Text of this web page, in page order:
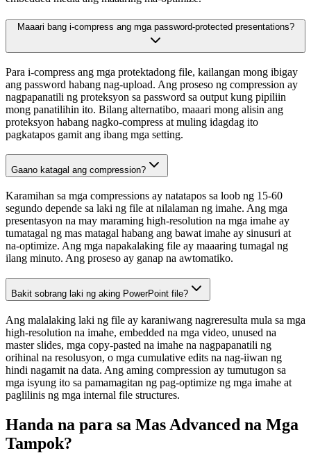
Maaari bang i-compress ang mga password-protected presentations?
Para i-compress ang mga protektadong file, kailangan mong ibigay
ang password habang nag-upload. Ang proseso ng compression ay
nagpapanatili ng proteksyon sa password sa output kung pipiliin
mong panatilihin ito. Bilang alternatibo, maaari mong alisin ang
proteksyon habang nagko-compress at muling idagdag ito
pagkatapos gamit ang ibang mga setting.
Gaano katagal ang compression?
Karamihan sa mga compressions ay natatapos sa loob ng 15-60
segundo depende sa laki ng file at nilalaman ng imahe. Ang mga
presentasyon na may maraming high-resolution na mga imahe ay
tumatagal ng mas matagal habang ang bawat imahe ay sinusuri at
na-optimize. Ang mga napakalaking file ay maaaring tumagal ng
ilang minuto. Ang proseso ay ganap na awtomatiko.
Bakit sobrang laki ng aking PowerPoint file?
Ang malalaking laki ng file ay karaniwang nagreresulta mula sa mga
high-resolution na imahe, embedded na mga video, unused na
master slides, mga copy-pasted na imahe na nagpapanatili ng
orihinal na resolusyon, o mga cumulative edits na nag-iiwan ng
hindi nagamit na data. Ang aming compression ay tumutugon sa
mga isyung ito sa pamamagitan ng pag-optimize ng mga imahe at
paglilinis ng mga internal file structures.
Handa na para sa Mas Advanced na Mga
Tampok?